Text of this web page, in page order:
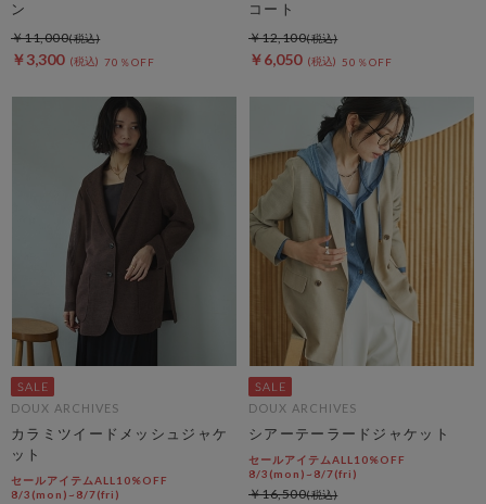
ン
￥3,300 70％OFF
￥11,000
コート
￥6,050 50％OFF
￥12,100
DOUX ARCHIVES
カラミツイードメッシュジャケ
ット
セールアイテムALL10%OFF
8/3(mon)~8/7(fri)
DOUX ARCHIVES
シアーテーラードジャケット
セールアイテムALL10%OFF
8/3(mon)~8/7(fri)
￥16,500